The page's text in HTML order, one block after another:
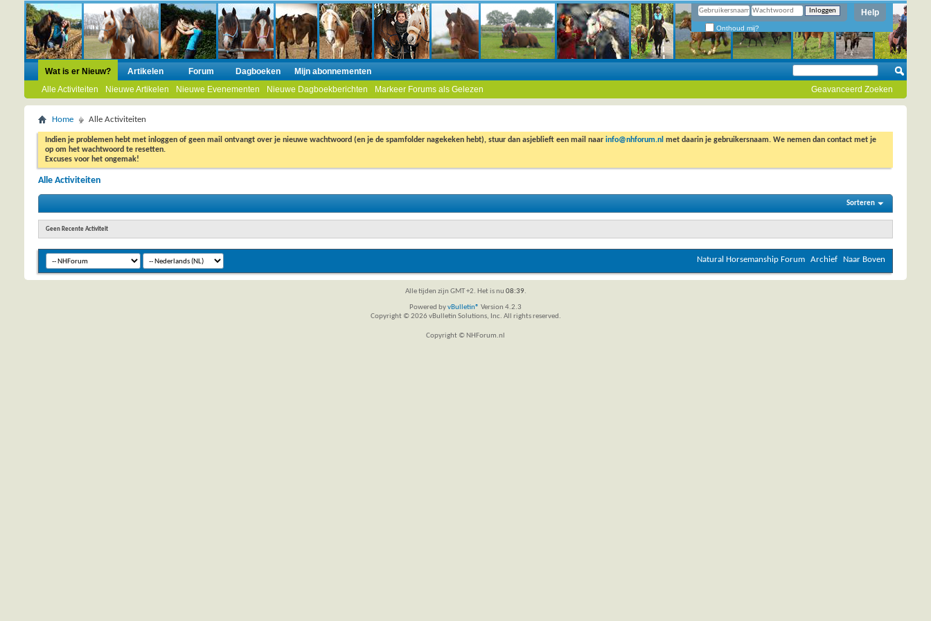
Help
Onthoud mij?
Wat is er Nieuw?
Alle Activiteiten
Nieuwe Artikelen Nieuwe Evenementen Nieuwe Dagboekberichten Markeer Forums als Gelezen
Artikelen Forum Dagboeken
Mijn abonnementen
Geavanceerd Zoeken
Home Alle Activiteiten
Indien je problemen hebt met inloggen of geen mail ontvangt over je nieuwe wachtwoord (en je de spamfolder nagekeken hebt), stuur dan asjeblieft een mail naar info@nhforum.nl met daarin je gebruikersnaam. We nemen dan contact met je
op om het wachtwoord te resetten.
Excuses voor het ongemak!
Alle Activiteiten
Sorteren
Geen Recente Activiteit
Natural Horsemanship Forum Archief Naar Boven
Alle tijden zijn GMT +2. Het is nu 08:39.
Powered byvBulletin® Version 4.2.3
Copyright © 2026 vBulletin Solutions, Inc. All rights reserved.
Copyright © NHForum.nl